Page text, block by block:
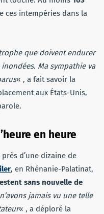
ces intempéries dans la
que doivent endurer
Ma sympathie va
« , a fait savoir la
aux États-Unis,
en heure
d’une dizaine de
, en Rhénanie-Palatinat,
sans nouvelle de
jamais vu une telle
« , a déploré la